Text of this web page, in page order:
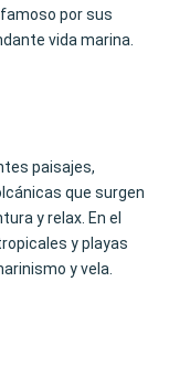
por sus
vida marina.
paisajes,
que surgen
y relax. En el
y playas
y vela.